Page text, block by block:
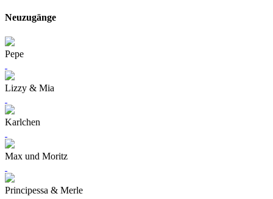
Neuzugänge
Pepe
Lizzy & Mia
Karlchen
Max und Moritz
Principessa & Merle